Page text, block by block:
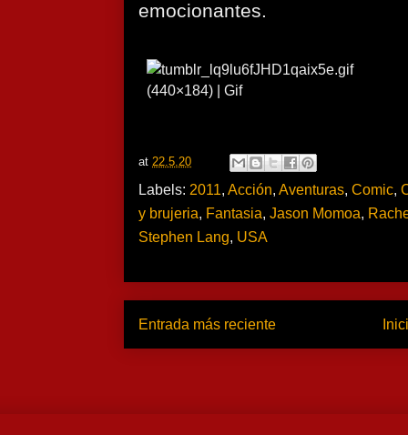
emocionantes.
at 22.5.20
Labels: 2011, Acción, Aventuras, Comic,
y brujeria, Fantasia, Jason Momoa,
Stephen Lang, USA
Entrada más reciente